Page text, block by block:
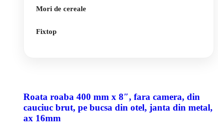
Mori de cereale
Fixtop
Roata roaba 400 mm x 8″, fara camera, din
cauciuc brut, pe bucsa din otel, janta din metal,
ax 16mm